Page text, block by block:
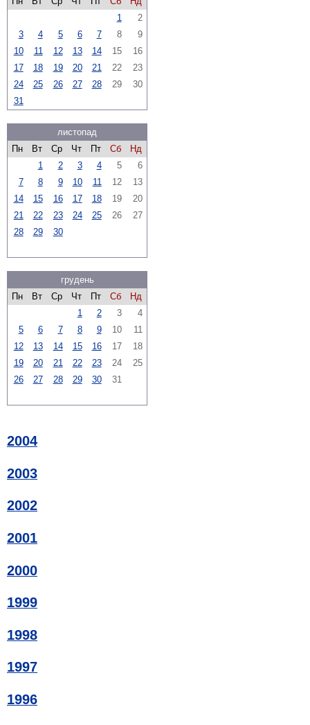
1
2
3
4 5 6 7 8
9
10
11 12 13 14 15
16
17
18 19 20 21 22
23
24
25 26 27 28 29
30
31
листопад
Пн
Вт Ср Чт Пт Сб
Нд
1
2 3 4 5
6
7
8 9 10 11 12
13
14
15 16 17 18 19
20
21
22 23 24 25 26
27
28
29 30
грудень
Пн
Вт Ср Чт Пт Сб
Нд
1
2 3
4
5
6 7 8 9 10
11
12
13 14 15 16 17
18
19
20 21 22 23 24
25
26
27 28 29 30 31
2004
2003
2002
2001
2000
1999
1998
1997
1996